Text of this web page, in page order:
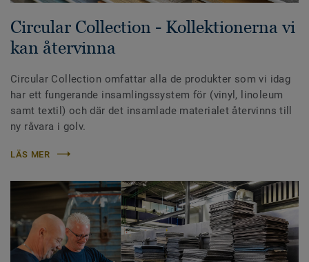
Circular Collection - Kollektionerna vi
kan återvinna
Circular Collection omfattar alla de produkter som vi idag
har ett fungerande insamlingssystem för (vinyl, linoleum
samt textil) och där det insamlade materialet återvinns till
ny råvara i golv.
LÄS MER